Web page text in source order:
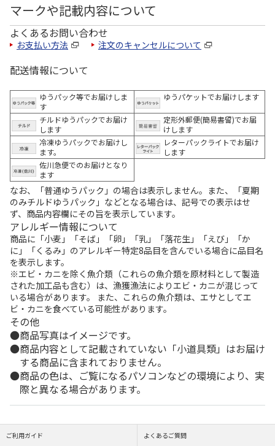
マークや記載内容について
よくあるお問い合わせ
お支払い方法 注文のキャンセルについて
配送情報について
ゆうパック等でお届けしま
す
ゆうパケットでお届けします
チルドゆうパックでお届け
します
定形外郵便(簡易書留)でお届
けします
冷凍ゆうパックでお届けし
ます。
レターパックライトでお届け
します
佐川急便でのお届けとなり
ます
なお、「普通ゆうパック」の場合は表示しません。また、「夏期
のみチルドゆうパック」などとなる場合は、記号での表示はせ
ず、商品内容欄にその旨を表示しています。
アレルギー情報について
商品に「小麦」「そば」「卵」「乳」「落花生」「えび」「か
に」「くるみ」のアレルギー特定8品目を含んでいる場合に品目名
を表示します。
※エビ・カニを除く魚介類（これらの魚介類を原材料として製造
された加工品も含む）は、漁獲漁法によりエビ・カニが混じって
いる場合があります。 また、これらの魚介類は、エサとしてエ
ビ・カニを食べている可能性があります。
その他
商品写真はイメージです。
商品内容として記載されていない「小道具類」はお届け
する商品に含まれておりません。
商品の色は、ご覧になるパソコンなどの環境により、実
際と異なる場合があります。
ご利用ガイド よくあるご質問